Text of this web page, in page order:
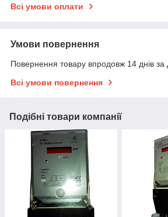
Всі умови оплати
Умови повернення
Повернення товару впродовж 14 днів за
Всі умови повернення
Подібні товари компанії